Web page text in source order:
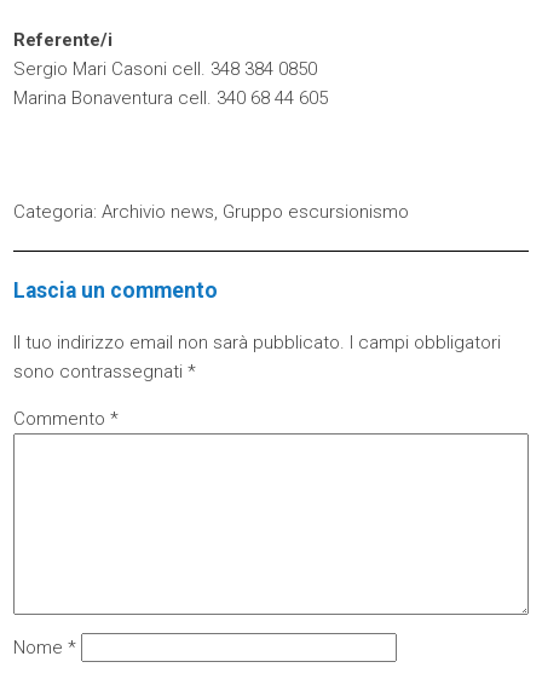
Referente/i
Sergio Mari Casoni cell. 348 384 0850
Marina Bonaventura cell. 340 68 44 605
Categoria:Archivio news, Gruppo escursionismo
Lascia un commento
Il tuo indirizzo email non sarà pubblicato. I campi obbligatori
sono contrassegnati*
Commento*
Nome*